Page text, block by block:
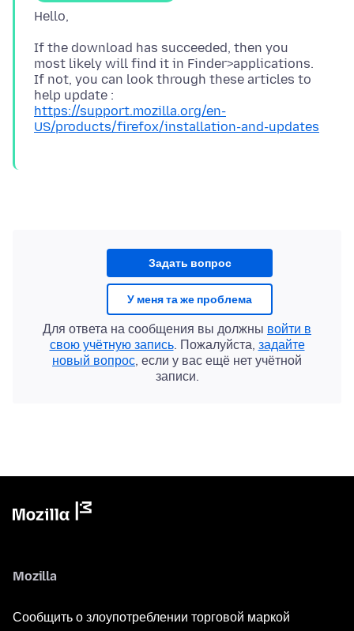
If the download has succeeded, then you
most likely will find it in Finder>applications.
If not, you can look through these articles to
https://support.mozilla.org/en-
US/products/firefox/installation-and-updates
Задать вопрос
У меня та же проблема
Для ответа на сообщения вы должны войти в
свою учётную запись. Пожалуйста, задайте
новый вопрос, если у вас ещё нет учётной
записи.
Mozilla
Сообщить о злоупотреблении торговой маркой